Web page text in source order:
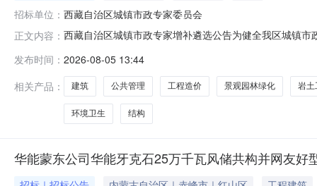
招标单位： 西藏自治区城镇市政专家委员会
正文内容： 西藏自治区城镇市政专家增补遴选公告为健全我区城镇
筑）、结构、给排水、电气、暖通、供氧、燃气、道路
三、相关要求1.政治立场坚定，恪守行业职业道德，廉
发布时间： 2026-08-05 13:44
相关产品：
建筑 公共管理 工程造价 景观园林绿化 岩土
环境卫生 结构
华能蒙东公司华能牙克石25万千瓦风储共构并网友好